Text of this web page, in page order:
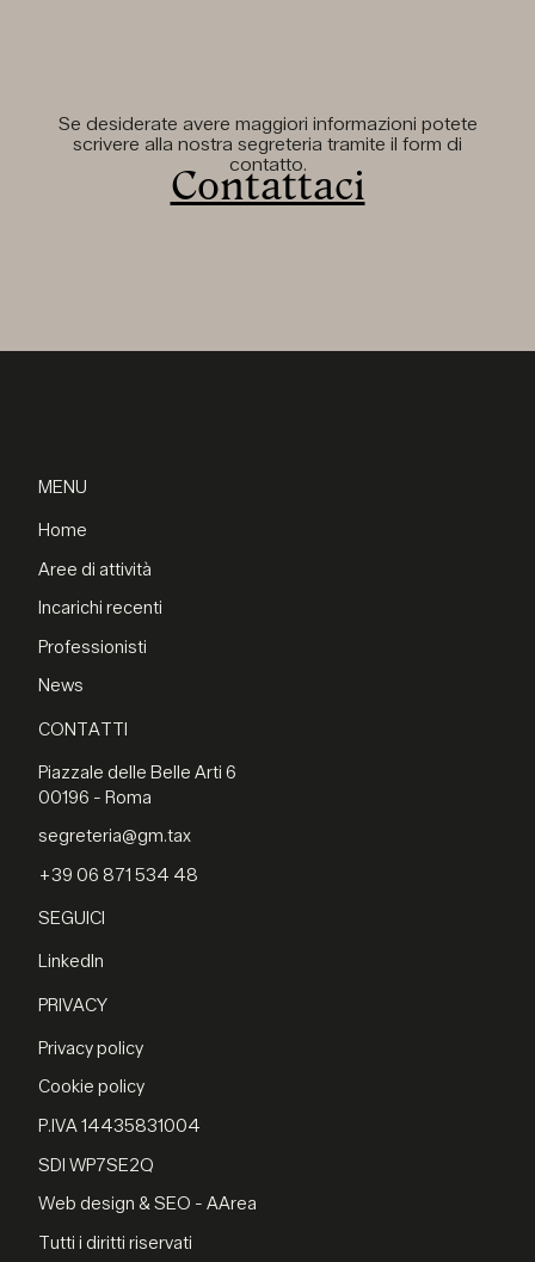
Se desiderate avere maggiori informazioni potete
scrivere alla nostra segreteria tramite il form di
contatto.
Contattaci
MENU
Home
Aree di attività
Incarichi recenti
Professionisti
News
CONTATTI
Piazzale delle Belle Arti 6
00196 - Roma
segreteria@gm.tax
+39 06 871 534 48
SEGUICI
LinkedIn
PRIVACY
Privacy policy
Cookie policy
P.IVA 14435831004
SDI WP7SE2Q
Web design & SEO - AArea
Tutti i diritti riservati